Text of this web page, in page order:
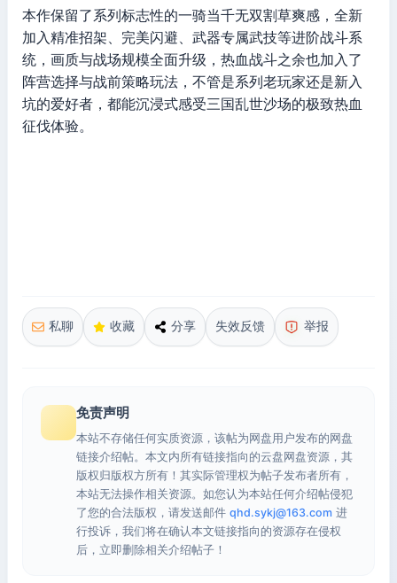
本作保留了系列标志性的一骑当千无双割草爽感，全新
加入精准招架、完美闪避、武器专属武技等进阶战斗系
统，画质与战场规模全面升级，热血战斗之余也加入了
阵营选择与战前策略玩法，不管是系列老玩家还是新入
坑的爱好者，都能沉浸式感受三国乱世沙场的极致热血
征伐体验。
私聊 收藏 分享 失效反馈 举报
免责声明
本站不存储任何实质资源，该帖为网盘用户发布的网盘
链接介绍帖。本文内所有链接指向的云盘网盘资源，其
版权归版权方所有！其实际管理权为帖子发布者所有，
本站无法操作相关资源。如您认为本站任何介绍帖侵犯
了您的合法版权，请发送邮件 qhd.sykj@163.com 进
行投诉，我们将在确认本文链接指向的资源存在侵权
后，立即删除相关介绍帖子！